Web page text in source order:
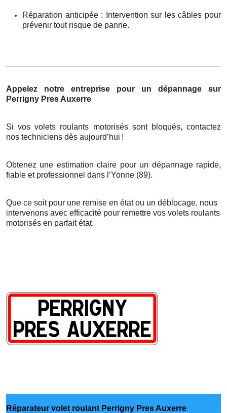
Réparation anticipée : Intervention sur les câbles pour
prévenir tout risque de panne.
Appelez notre entreprise pour un dépannage sur
Perrigny Pres Auxerre
Si vos volets roulants motorisés sont bloqués, contactez
nos techniciens dès aujourd’hui !
Obtenez une estimation claire pour un dépannage rapide,
fiable et professionnel dans l’Yonne (89).
Que ce soit pour une remise en état ou un déblocage, nous
intervenons avec efficacité pour remettre vos volets roulants
motorisés en parfait état.
Réparateur volet roulant Perrigny Pres Auxerre